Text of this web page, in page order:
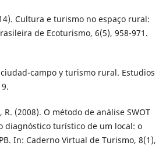
Cultura e turismo no espaço rural:
de Ecoturismo, 6(5), 958-971.
ciudad-campo y turismo rural. Estudios
(2008). O método de análise SWOT
diagnóstico turístico de um local: o
In: Caderno Virtual de Turismo, 8(1),